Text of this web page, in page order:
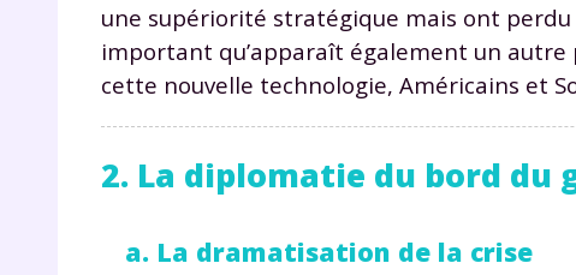
une supériorité stratégique mais ont
important qu’apparaît également un autre
cette nouvelle technologie, Américains et
2. La diplomatie du bord du
a. La dramatisation de la crise